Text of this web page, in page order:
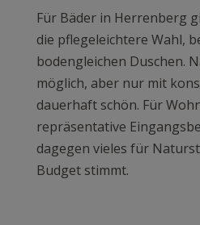
Für Bäder in Herrenberg
die pflegeleichtere Wahl,
bodengleichen Duschen.
möglich, aber nur mit
dauerhaft schön. Für
repräsentative
dagegen vieles für
Budget stimmt.